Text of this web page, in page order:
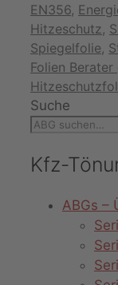
EN356,
Hitzeschutz,
Spiegelfolie,
Folien
Suche
Kfz-
ABGs –